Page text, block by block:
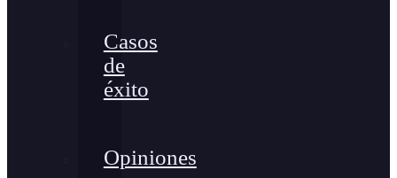
Casos
de
éxito
Opiniones